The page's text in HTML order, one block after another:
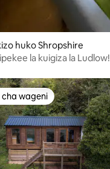
huko Shropshire
la kuigiza la Ludlow!
cha wageni
wageni